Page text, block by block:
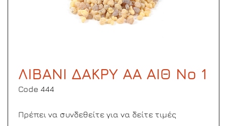
ΛΙΒΑΝΙ ΔΑΚΡΥ ΑΑ ΑΙΘ Νο 1
Code 444
Πρέπει να συνδεθείτε για να δείτε τιμές